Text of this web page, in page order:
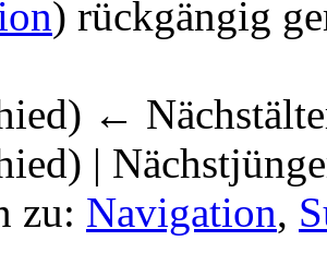
) rückgängig
←
|
zu: Navigation,